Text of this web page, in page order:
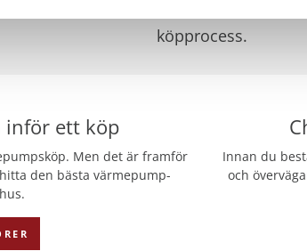
köpprocess.
inför ett köp
Men det är framför
den bästa värmepump-
Innan du
och